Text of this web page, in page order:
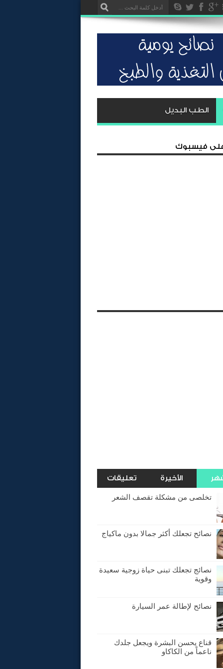
الطب البديل
على فيسبوك
الأخيرة تعليقات
تخلصى من مشكلة تقصف الشعر
نصائح تجعلك أكثر جمالا بدون ماكياج
نصائج تجعلك تبنى حياة زوجية سعيدة
وقوية
نصائح لإطالة عمر السيارة
قناع يحسن البشرة ويجعل جلدك
ناعماً من الكاكاو